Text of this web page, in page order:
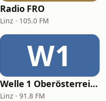
Radio FRO
Linz · 105.0 FM
W1
Welle 1 Oberösterreich
Linz · 91.8 FM